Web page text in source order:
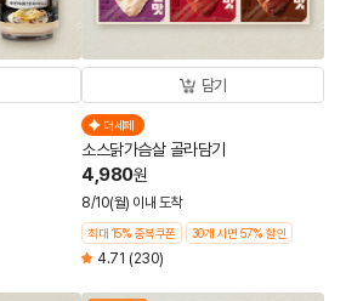
담기
더세페
소스닭가슴살 골라담기
4,980원
8/10(월) 이내 도착
최대 15% 중복쿠폰 30개 사면 57% 할인
4.71 (230)